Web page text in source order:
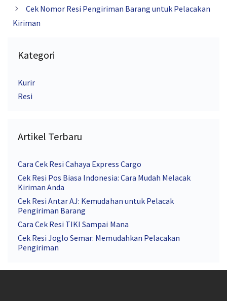
Cek Nomor Resi Pengiriman Barang untuk Pelacakan
Kiriman
Kategori
Kurir
Resi
Artikel Terbaru
Cara Cek Resi Cahaya Express Cargo
Cek Resi Pos Biasa Indonesia: Cara Mudah Melacak
Kiriman Anda
Cek Resi Antar AJ: Kemudahan untuk Pelacak
Pengiriman Barang
Cara Cek Resi TIKI Sampai Mana
Cek Resi Joglo Semar: Memudahkan Pelacakan
Pengiriman